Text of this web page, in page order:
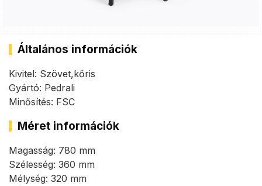
Általános információk
Kivitel: Szövet,kőris
Gyártó: Pedrali
Minősítés: FSC
Méret információk
Magasság: 780 mm
Szélesség: 360 mm
Mélység: 320 mm